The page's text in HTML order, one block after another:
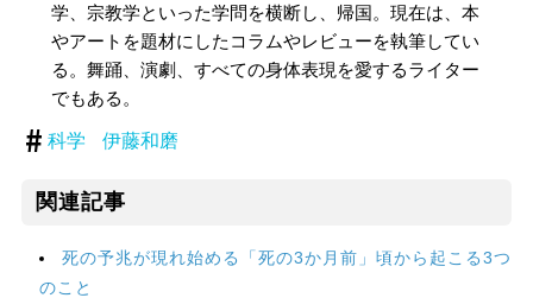
学、宗教学といった学問を横断し、帰国。現在は、本
やアートを題材にしたコラムやレビューを執筆してい
る。舞踊、演劇、すべての身体表現を愛するライター
でもある。
科学 伊藤和磨
関連記事
死の予兆が現れ始める「死の3か月前」頃から起こる3つ
のこと